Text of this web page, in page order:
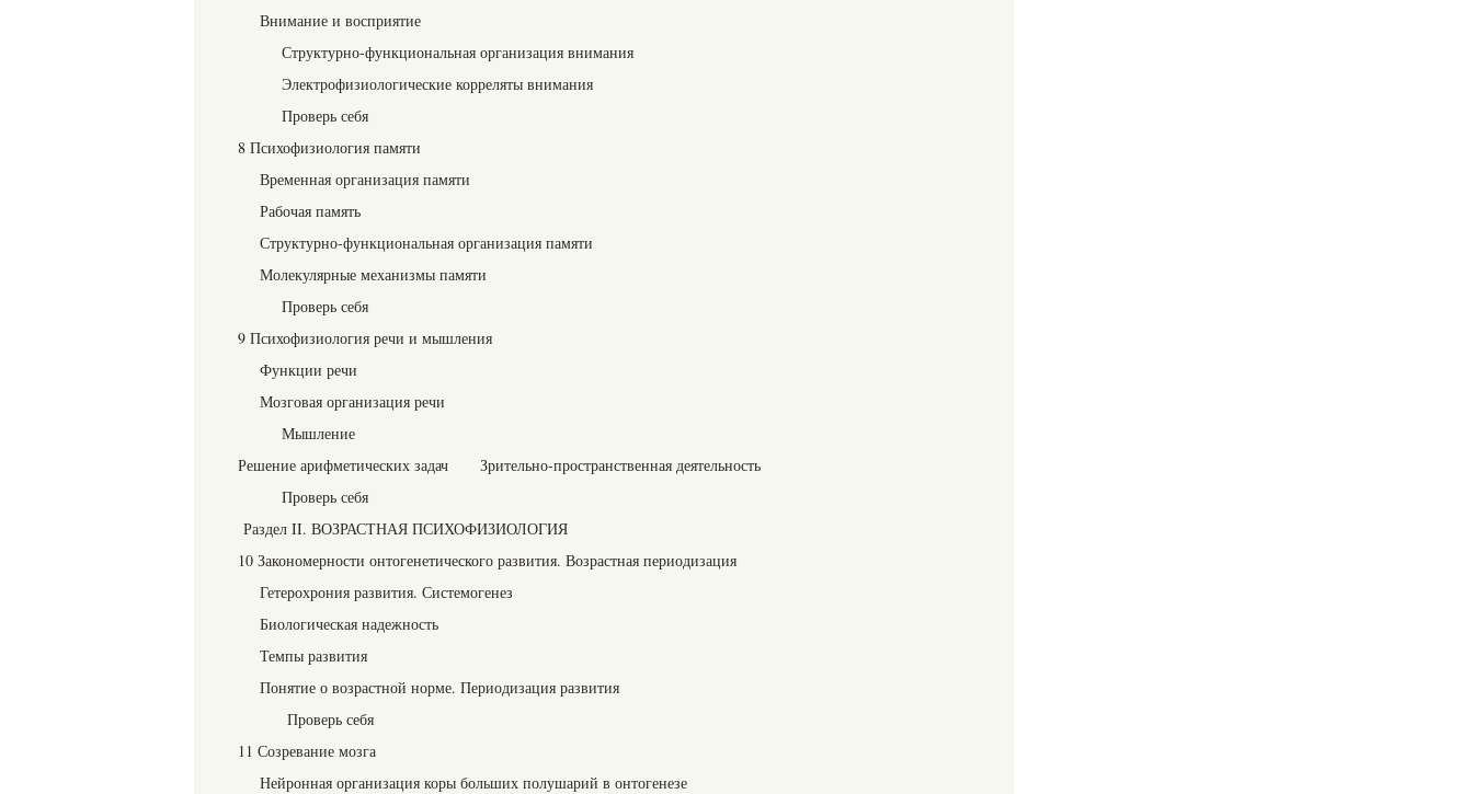
Внимание и восприятие
Структурно-функциональная организация внимания
Электрофизиологические корреляты внимания
Проверь себя
8 Психофизиология памяти
Временная организация памяти
Рабочая память
Структурно-функциональная организация памяти
Молекулярные механизмы памяти
Проверь себя
9 Психофизиология речи и мышления
Функции речи
Мозговая организация речи
Мышление
Решение арифметических задач Зрительно-пространственная деятельность
Проверь себя
Раздел II. ВОЗРАСТНАЯ ПСИХОФИЗИОЛОГИЯ
10 Закономерности онтогенетического развития. Возрастная периодизация
Гетерохрония развития. Системогенез
Биологическая надежность
Темпы развития
Понятие о возрастной норме. Периодизация развития
Проверь себя
11 Созревание мозга
Нейронная организация коры больших полушарий в онтогенезе